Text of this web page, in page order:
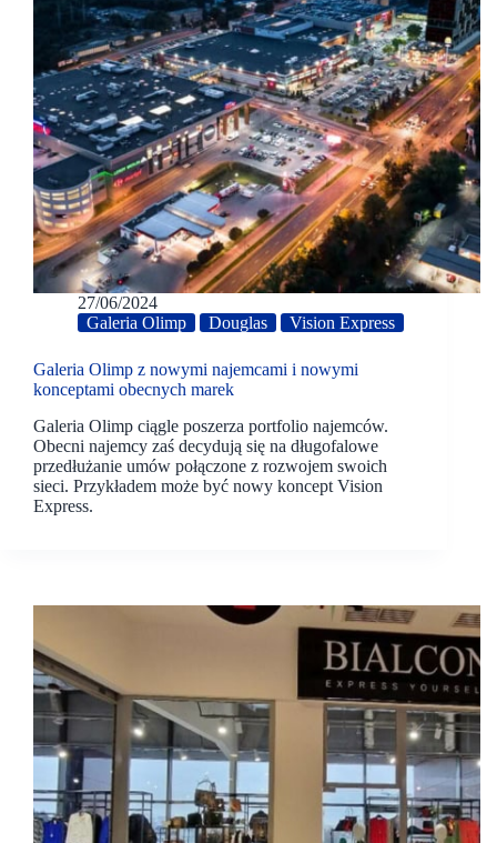
27/06/2024
Galeria Olimp
Douglas Vision Express
Galeria Olimp z nowymi najemcami i nowymi
konceptami obecnych marek
Galeria Olimp ciągle poszerza portfolio najemców.
Obecni najemcy zaś decydują się na długofalowe
przedłużanie umów połączone z rozwojem swoich
sieci. Przykładem może być nowy koncept Vision
Express.